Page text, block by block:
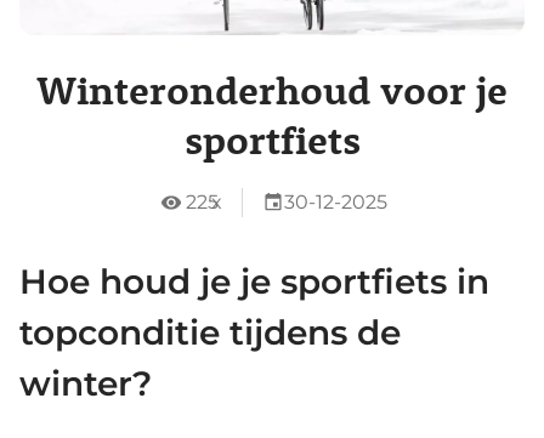
Winteronderhoud voor je
sportfiets
225x 30-12-2025
Hoe houd je je sportfiets in
topconditie tijdens de
winter?